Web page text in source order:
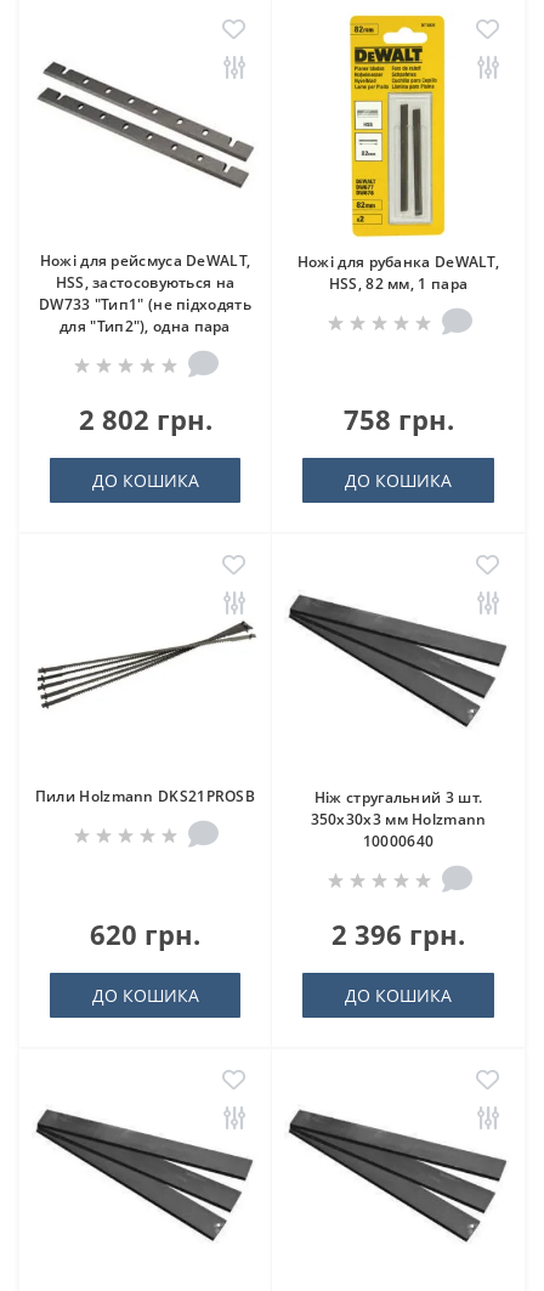
Ножі для рейсмуса DeWALT,
HSS, застосовуються на
DW733 "Тип1" (не підходять
для "Тип2"), одна пара
2 802 грн.
ДО КОШИКА
Ножі для рубанка DeWALT,
HSS, 82 мм, 1 пара
758 грн.
ДО КОШИКА
Пили Holzmann DKS21PROSB
620 грн.
ДО КОШИКА
Ніж стругальний 3 шт.
350x30x3 мм Holzmann
10000640
2 396 грн.
ДО КОШИКА